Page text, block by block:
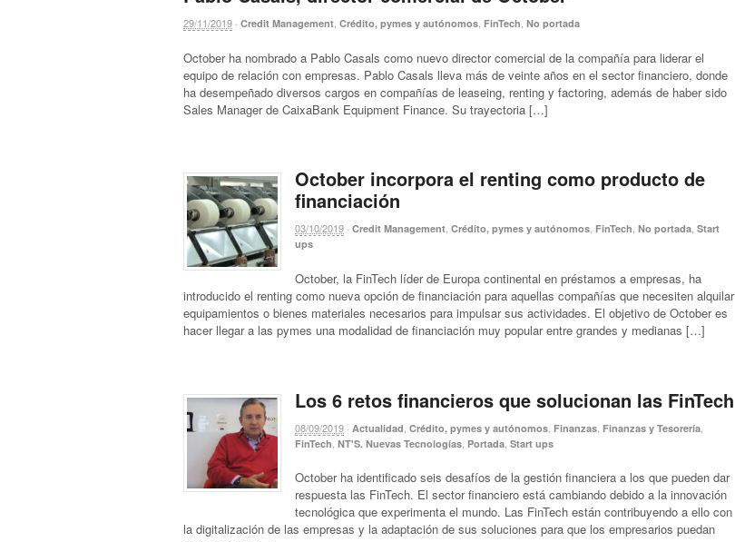
29/11/2019 · Credit Management Crédito, pymes y autónomos FinTech No portada
October ha nombrado a Pablo Casals como nuevo director comercial de la compañía para liderar el
equipo de relación con empresas. Pablo Casals lleva más de veinte años en el sector financiero, donde
ha desempeñado diversos cargos en compañías de leaseing, renting y factoring, además de haber sido
Sales Manager de CaixaBank Equipment Finance. Su trayectoria […]
October incorpora el renting como producto de
financiación
03/10/2019 · Credit Management Crédito, pymes y autónomos FinTech No portada Start
ups
October, la FinTech líder de Europa continental en préstamos a empresas, ha
introducido el renting como nueva opción de financiación para aquellas compañías que necesiten alquilar
equipamientos o bienes materiales necesarios para impulsar sus actividades. El objetivo de October es
hacer llegar a las pymes una modalidad de financiación muy popular entre grandes y medianas […]
Los 6 retos financieros que solucionan las FinTech
08/09/2019 · Actualidad Crédito, pymes y autónomos Finanzas Finanzas y Tesorería
FinTech NT'S. Nuevas Tecnologías Portada Start ups
October ha identificado seis desafíos de la gestión financiera a los que pueden dar
respuesta las FinTech. El sector financiero está cambiando debido a la innovación
tecnológica que experimenta el mundo. Las FinTech están contribuyendo a ello con
la digitalización de las empresas y la adaptación de sus soluciones para que los empresarios puedan